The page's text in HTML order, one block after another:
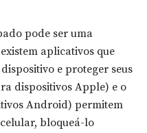
pode ser uma
aplicativos que
e proteger seus
dispositivos Apple) e o
Android) permitem
bloqueá-lo